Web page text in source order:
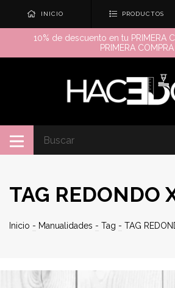
INICIO PRODUCTOS
10% de descuento en tu PRIMERA
PRIMERA COMPRA
TAG REDONDO
Inicio - Manualidades - Tag - TAG